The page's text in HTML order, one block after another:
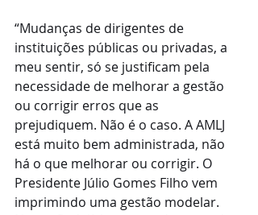
“Mudanças de dirigentes de
instituições públicas ou privadas, a
meu sentir, só se justificam pela
necessidade de melhorar a gestão
ou corrigir erros que as
prejudiquem. Não é o caso. A AMLJ
está muito bem administrada, não
há o que melhorar ou corrigir. O
Presidente Júlio Gomes Filho vem
imprimindo uma gestão modelar.